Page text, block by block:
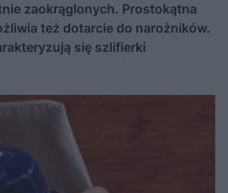
zaokrąglonych. Prostokątna
też dotarcie do narożników.
się szlifierki